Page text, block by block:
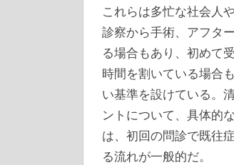
これらは多忙な社会人
診察から手術、アフタ
る場合もあり、初めて
時間を割いている場合
い基準を設けている。
ントについて、具体的
は、初回の問診で既往
る流れが一般的だ。